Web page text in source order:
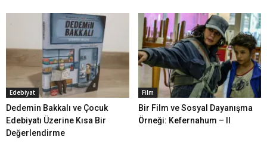
Edebiyat
Dedemin Bakkalı ve Çocuk
Edebiyatı Üzerine Kısa Bir
Değerlendirme
Film
Bir Film ve Sosyal Dayanışma
Örneği: Kefernahum – II